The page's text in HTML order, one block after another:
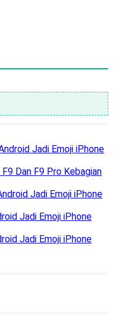
Jadi Emoji iPhone
Dan F9 Pro Kebagian
Jadi Emoji iPhone
Jadi Emoji iPhone
Jadi Emoji iPhone